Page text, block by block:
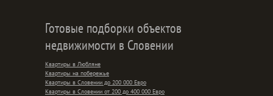
Готовые подборки объектов
недвижимости в Словении
Квартиры в Любляне
Квартиры на побережье
Квартиры в Словении до 200 000 Евро
Квартиры в Словении от 200 до 400 000 Евро